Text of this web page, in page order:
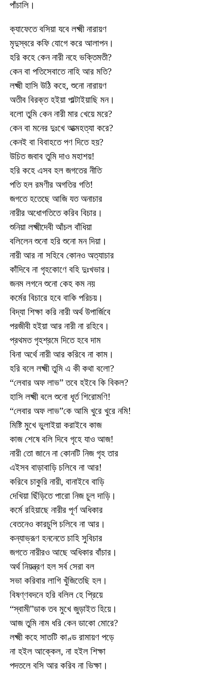
পাঁচালি।
ক্যাফেতে বসিয়া যবে লক্ষ্মী নারায়ণ
মৃদুস্বরে কফি যোগে করে আলাপন।
হরি কহে কেন নারী নহে ভক্তিমতী?
কেন বা পতিসেবাতে নাহি আর মতি?
লক্ষ্মী হাসি উঠি কহে, শুনো নারায়ণ
অতীব বিরক্ত হইয়া পাল্টাইয়াছি মন।
বলো তুমি কেন নারী মার খেয়ে মরে?
কেন বা মনের দুঃখে আত্মহত্যা করে?
কেনই বা বিবাহতে পণ দিতে হয়?
উচিত জবাব তুমি দাও মহাশয়!
হরি কহে এসব হল জগতের নীতি
পতি হল রমণীর অগতির গতি!
জগতে হতেছে আজি যত অনাচার
নারীর অধোগতিতে করিব বিচার।
শুনিয়া লক্ষ্মীদেবী আঁচল বাঁধিয়া
বলিলেন শুনো হরি শুনো মন দিয়া।
নারী আর না সহিবে কোনও অত্যাচার
কাঁদিবে না গৃহকোণে বহি দুঃখভার।
জনম লগনে শুনো কেহ কম নয়
কর্মের বিচারে হবে বাকি পরিচয়।
বিদ্যা শিক্ষা করি নারী অর্থ উপার্জিবে
পরজীবী হইয়া আর নারী না রহিবে।
প্রথমত গৃহশ্রমে দিতে হবে দাম
বিনা অর্থে নারী আর করিবে না কাম।
হরি বলে লক্ষ্মী তুমি এ কী কথা বলো?
“লেবার অফ লাভ” তবে হইবে কি বিকল?
হাসি লক্ষ্মী বলে শুনো ধূর্ত শিরোমণি!
“লেবার অফ লাভ”কে আমি খুরে খুরে নমি!
মিষ্টি মুখে ভুলাইয়া করাইবে কাজ
কাজ শেষে বলি দিবে গৃহে যাও আজ!
নারী তো জানে না কোনটি নিজ গৃহ তার
এইসব বাড়াবাড়ি চলিবে না আর!
করিবে চাকুরি নারী, বানাইবে বাড়ি
দেখিয়া ছিঁড়িতে পারো নিজ চুল দাড়ি।
কর্মে রহিয়াছে নারীর পূর্ণ অধিকার
বেতনেও কারচুপি চলিবে না আর।
কন্যাভ্রূণ হননেতে চাহি সুবিচার
জগতে নারীরও আছে অধিকার বাঁচার।
অর্থ নিয়ন্ত্রণ হল সর্ব সেরা বল
সভা করিবার লাগি খুঁজিতেছি হল।
বিষণ্ণবদনে হরি বলিল হে প্রিয়ে
“স্বামী”ডাক তব মুখে জুড়াইত হিয়ে।
আজ তুমি নাম ধরি কেন ডাকো মোরে?
লক্ষ্মী কহে সাতটি কাণ্ড রামায়ণ পড়ে
না হইল আক্কেল, না হইল শিক্ষা
পদতলে বসি আর করিব না ভিক্ষা।